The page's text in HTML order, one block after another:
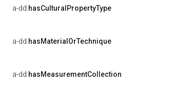
a-dd:hasCulturalPropertyType
a-dd:hasMaterialOrTechnique
a-dd:hasMeasurementCollection